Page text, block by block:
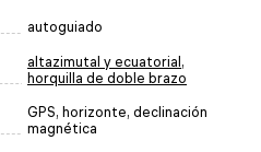
autoguiado
altazimutal y ecuatorial,
horquilla de doble brazo
GPS, horizonte, declinación
magnética